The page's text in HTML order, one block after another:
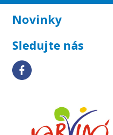
Novinky
Sledujte nás